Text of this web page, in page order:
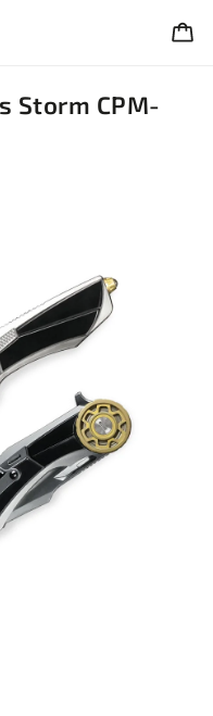
Storm CPM-